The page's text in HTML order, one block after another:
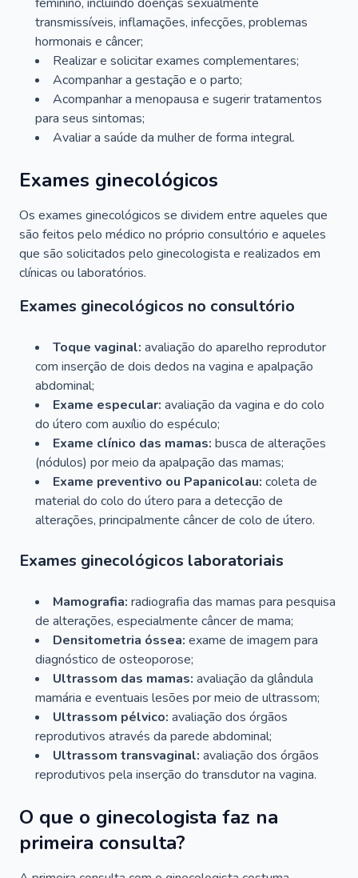
transmissíveis, inflamações, infecções, problemas
hormonais e câncer;
Realizar e solicitar exames complementares;
Acompanhar a gestação e o parto;
Acompanhar a menopausa e sugerir tratamentos
para seus sintomas;
Avaliar a saúde da mulher de forma integral.
Exames ginecológicos
Os exames ginecológicos se dividem entre aqueles que
são feitos pelo médico no próprio consultório e aqueles
que são solicitados pelo ginecologista e realizados em
clínicas ou laboratórios.
Exames ginecológicos no consultório
Toque vaginal: avaliação do aparelho reprodutor
com inserção de dois dedos na vagina e apalpação
abdominal;
Exame especular: avaliação da vagina e do colo
do útero com auxílio do espéculo;
Exame clínico das mamas: busca de alterações
(nódulos) por meio da apalpação das mamas;
Exame preventivo ou Papanicolau: coleta de
material do colo do útero para a detecção de
alterações, principalmente câncer de colo de útero.
Exames ginecológicos laboratoriais
Mamografia: radiografia das mamas para pesquisa
de alterações, especialmente câncer de mama;
Densitometria óssea: exame de imagem para
diagnóstico de osteoporose;
Ultrassom das mamas: avaliação da glândula
mamária e eventuais lesões por meio de ultrassom;
Ultrassom pélvico: avaliação dos órgãos
reprodutivos através da parede abdominal;
Ultrassom transvaginal: avaliação dos órgãos
reprodutivos pela inserção do transdutor na vagina.
O que o ginecologista faz na
primeira consulta?